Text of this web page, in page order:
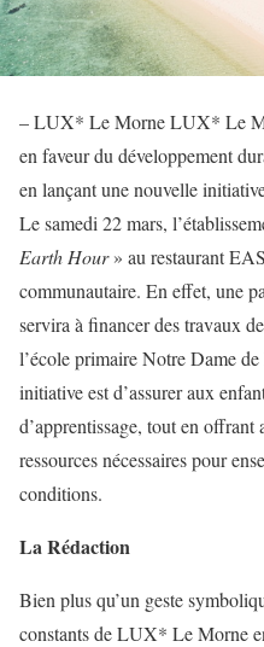
– LUX* Le Morne LUX* Le
en faveur du développement
en lançant une nouvelle
Le samedi 22 mars,
Earth Hour» au restaurant
communautaire. En effet, une
servira à financer des travaux
l’école primaire Notre Dame
initiative est d’assurer aux
d’apprentissage, tout en offrant
ressources nécessaires pour
conditions.
La Rédaction
Bien plus qu’un geste
constants de LUX* Le Morne